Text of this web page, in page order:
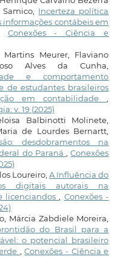
Incerteza política
informações contábeis em
Conexões - Ciência e
Meurer, Flaviano
Alves da Cunha,
e comportamento
de estudantes brasileiros
em contabilidade,
v. 19 (2025)
Balbinotti Molinete,
de Lourdes Bernartt,
desdobramentos na
do Paraná,Conexões
Loureiro,A Influência do
digitais autorais na
licenciandos, Conexões -
Márcia Zabdiele Moreira,
do Brasil para a
o potencial brasileiro
,Conexões - Ciência e